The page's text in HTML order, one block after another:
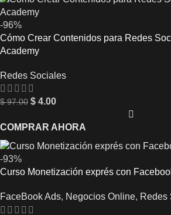
-96%
Cómo Crear Contenidos para Redes
Academy
Redes Sociales
$97.00 $ 4.00
COMPRAR AHORA
-93%
Curso Monetización exprés con
FaceBook Ads, Negocios Online, Redes